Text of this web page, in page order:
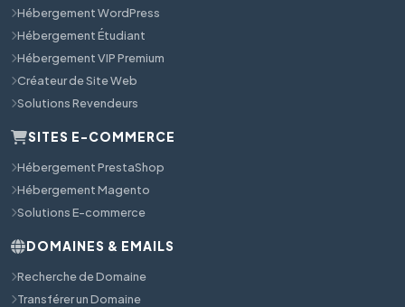
Hébergement WordPress
Hébergement Étudiant
Hébergement VIP Premium
Créateur de Site Web
Solutions Revendeurs
SITES E-COMMERCE
Hébergement PrestaShop
Hébergement Magento
Solutions E-commerce
DOMAINES & EMAILS
Recherche de Domaine
Transférer un Domaine